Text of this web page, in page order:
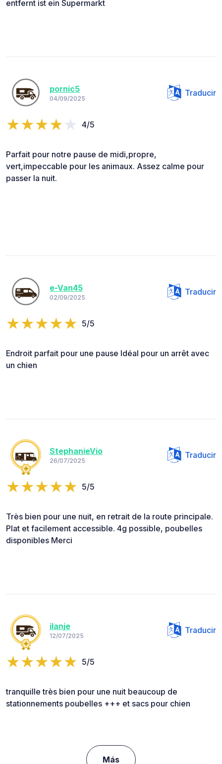
entfernt ist ein Supermarkt
pornic5
04/09/2025
Traducir
4/5
Parfait pour notre pause de midi,propre,
vert,impeccable pour les animaux. Assez calme pour
passer la nuit.
e-Van45
02/09/2025
Traducir
5/5
Endroit parfait pour une pause Idéal pour un arrêt avec
un chien
StephanieVio
26/07/2025
Traducir
5/5
Très bien pour une nuit, en retrait de la route principale.
Plat et facilement accessible. 4g possible, poubelles
disponibles Merci
ilanje
12/07/2025
Traducir
5/5
tranquille très bien pour une nuit beaucoup de
stationnements poubelles +++ et sacs pour chien
Más